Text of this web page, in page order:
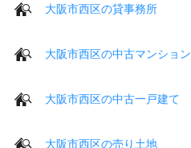
大阪市西区の貸事務所
大阪市西区の中古マンション
大阪市西区の中古一戸建て
大阪市西区の売り土地